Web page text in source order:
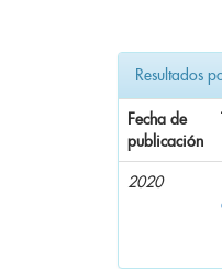
Resultados
Fecha de
publicación
2020